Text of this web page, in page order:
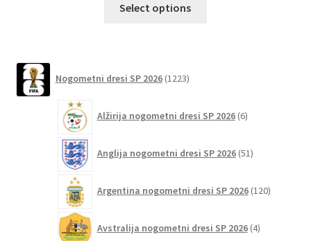
Select options
izberete
strani
Nogometni dresi SP 2026 1223izdelkov
Alžirija nogometni dresi SP 2026 6izdelkov
Anglija nogometni dresi SP 2026 51izdelkov
Argentina nogometni dresi SP 2026 120izdelkov
Avstralija nogometni dresi SP 2026 4izdelki